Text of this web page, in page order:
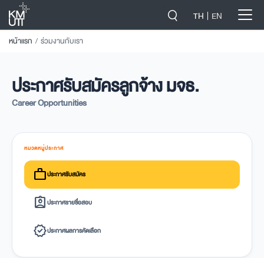
TH EN
หน้าแรก ร่วมงานกับเรา
ประกาศรับสมัครลูกจ้าง มจธ.
Career Opportunities
หมวดหมู่ประกาศ
workประกาศรับสมัคร
assignment_indประกาศรายชื่อสอบ
verifiedประกาศผลการคัดเลือก